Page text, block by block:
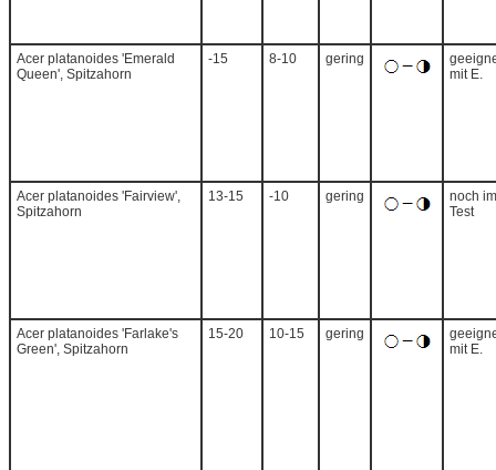
Acer platanoides 'Emerald
Queen', Spitzahorn
-15 8-10 gering
mit E.
Acer platanoides 'Fairview',
Spitzahorn
13-15 -10 gering
noch im
Test
Acer platanoides 'Farlake's
Green', Spitzahorn
15-20 10-15 gering
mit E.